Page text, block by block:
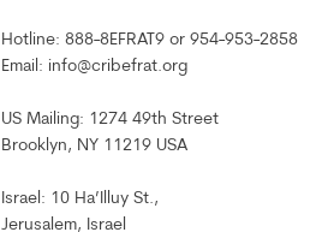
Hotline: 888-8EFRAT9 or 954-953-2858
Email: info@cribefrat.org
US Mailing: 1274 49th Street
Brooklyn, NY 11219 USA
Israel: 10 Ha’Illuy St.,
Jerusalem, Israel